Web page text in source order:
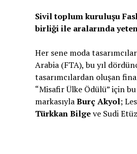
Sivil toplum kuruluşu
birliği ile aralarında
Her sene moda
Arabia (FTA), bu yıl
tasarımcılardan oluşan
“Misafir Ülke Ödülü” için
markasıylaBurç Akyol;
Türkkan Bilgeve Sudi